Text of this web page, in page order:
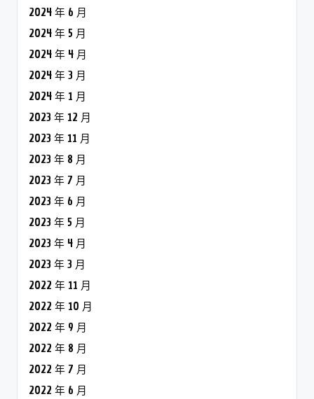
2024 年 6 月
2024 年 5 月
2024 年 4 月
2024 年 3 月
2024 年 1 月
2023 年 12 月
2023 年 11 月
2023 年 8 月
2023 年 7 月
2023 年 6 月
2023 年 5 月
2023 年 4 月
2023 年 3 月
2022 年 11 月
2022 年 10 月
2022 年 9 月
2022 年 8 月
2022 年 7 月
2022 年 6 月